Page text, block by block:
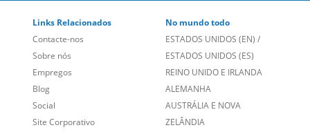
Links Relacionados
Contacte-nos
Sobre nós
Empregos
Blog
Social
Site Corporativo
No mundo todo
ESTADOS UNIDOS (EN) /
ESTADOS UNIDOS (ES)
REINO UNIDO E IRLANDA
ALEMANHA
AUSTRÁLIA E NOVA
ZELÂNDIA